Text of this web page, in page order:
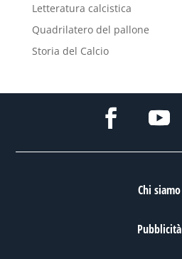
Letteratura calcistica
Quadrilatero del pallone
Storia del Calcio
Chi siamo
Pubblicità